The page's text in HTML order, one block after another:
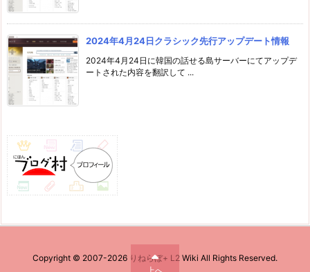
2024年4月24日クラシック先行アップデート情報
2024年4月24日に韓国の話せる島サーバーにてアップデ
ートされた内容を翻訳して ...
Copyright © 2007-2026 りねらぼ+ L2 Wiki All Rights Reserved.